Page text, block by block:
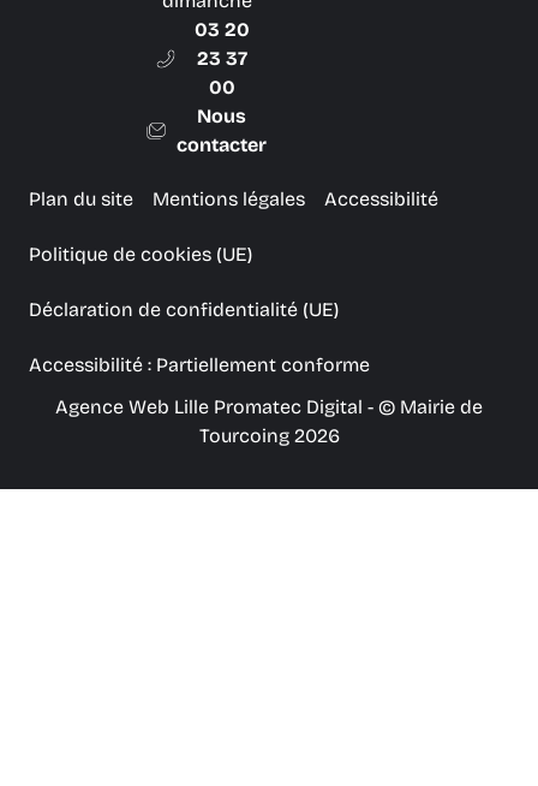
03 20
23 37
00
Nous
contacter
Plan du site Mentions légales Accessibilité
Politique de cookies (UE)
Déclaration de confidentialité (UE)
Accessibilité : Partiellement conforme
Agence Web Lille Promatec Digital - © Mairie de
Tourcoing 2026